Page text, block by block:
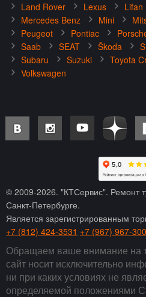
Land Rover
Lexus Lifan
Mercedes Benz
Mini
Peugeot
Pontiac
Saab
SEAT Škoda
Subaru
Suzuki Toyota
Volkswagen
© 2009-2026. "КТСервис". Ремонт
Санкт-Петербурге.
Является зарегистрированным
+7 (812) 424-3531 +7 (967) 967-
Обращаем ваше внимание на
сайт носит исключительно
ни при каких условиях не
определяемой положениями